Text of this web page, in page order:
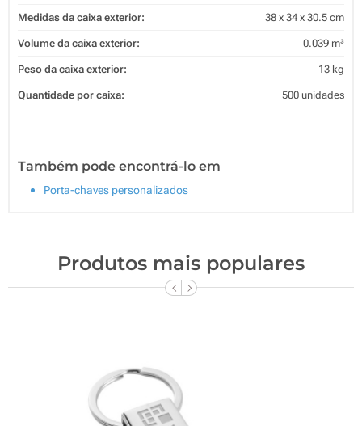
Medidas da caixa exterior: 38 x 34 x 30.5 cm
Volume da caixa exterior: 0.039 m³
Peso da caixa exterior: 13 kg
Quantidade por caixa: 500 unidades
Também pode encontrá-lo em
Porta-chaves personalizados
Produtos mais populares